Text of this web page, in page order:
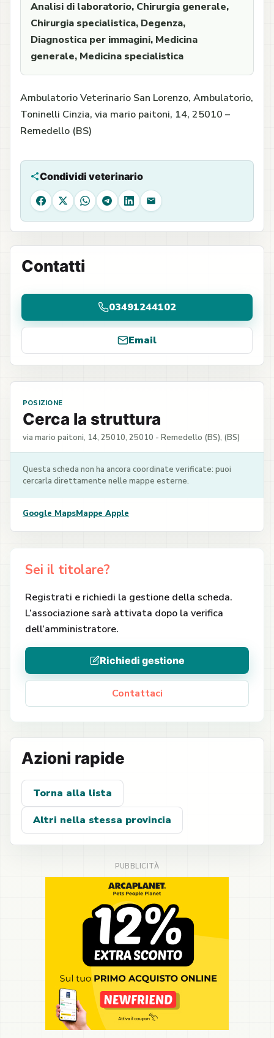
Analisi di laboratorio, Chirurgia generale,
Chirurgia specialistica, Degenza,
Diagnostica per immagini, Medicina
generale, Medicina specialistica
Ambulatorio Veterinario San Lorenzo, Ambulatorio,
Toninelli Cinzia, via mario paitoni, 14, 25010 –
Remedello (BS)
Condividi veterinario
Facebook
X WhatsAppTelegram
LinkedIn
Email
Contatti
03491244102
Email
POSIZIONE
Cerca la struttura
via mario paitoni, 14, 25010, 25010 - Remedello (BS), (BS)
Questa scheda non ha ancora coordinate verificate: puoi
cercarla direttamente nelle mappe esterne.
Google MapsMappe Apple
Sei il titolare?
Registrati e richiedi la gestione della scheda.
L’associazione sarà attivata dopo la verifica
dell’amministratore.
Richiedi gestione
Contattaci
Azioni rapide
Torna alla lista
Altri nella stessa provincia